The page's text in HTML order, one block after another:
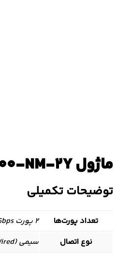
ماژول C9200-NM-2Y شبکه
توضیحات تکمیلی
تعداد پورت‌ها
2 پورت 25Gbps
نوع اتصال
سیمی (Wired)